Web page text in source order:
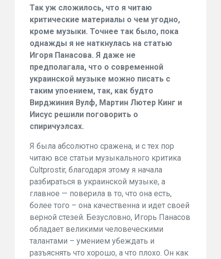
Так уж сложилось, что я читаю
критические материалы о чем угодно,
кроме музыки. Точнее так было, пока
однажды я не наткнулась на статью
Игоря Панасова. Я даже не
предполагала, что о современной
украинской музыке можно писать с
таким упоением, так, как будто
Вирджиния Вулф, Мартин Лютер Кинг и
Иисус решили поговорить о
спиричуэлсах.
Я была абсолютно сражена, и с тех пор
читаю все статьи музыкального критика
Cultprostir, благодаря этому я начала
разбираться в украинской музыке, а
главное — поверила в то, что она есть,
более того – она качественна и идет своей
верной стезей. Безусловно, Игорь Панасов
обладает великими человеческими
талантами – умением убеждать и
разъяснять что хорошо, а что плохо. Он как